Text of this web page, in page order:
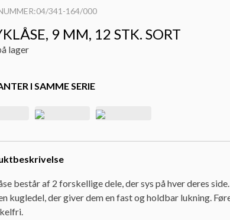
341-164/000
9 MM, 12 STK. SORT
lager
I SAMME SERIE
består af 2 forskellige dele, der sys på hver deres
kugledel, der giver dem en fast og holdbar lukning.